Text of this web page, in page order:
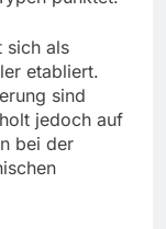
sich als
etabliert.
sind
jedoch auf
bei der